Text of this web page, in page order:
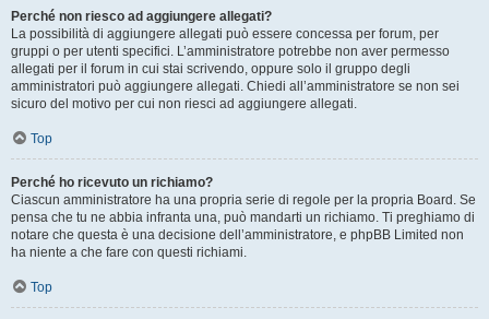
Perché non riesco ad aggiungere allegati?
La possibilità di aggiungere allegati può essere concessa per forum, per
gruppi o per utenti specifici. L’amministratore potrebbe non aver permesso
allegati per il forum in cui stai scrivendo, oppure solo il gruppo degli
amministratori può aggiungere allegati. Chiedi all’amministratore se non sei
sicuro del motivo per cui non riesci ad aggiungere allegati.
Top
Perché ho ricevuto un richiamo?
Ciascun amministratore ha una propria serie di regole per la propria Board. Se
pensa che tu ne abbia infranta una, può mandarti un richiamo. Ti preghiamo di
notare che questa è una decisione dell’amministratore, e phpBB Limited non
ha niente a che fare con questi richiami.
Top